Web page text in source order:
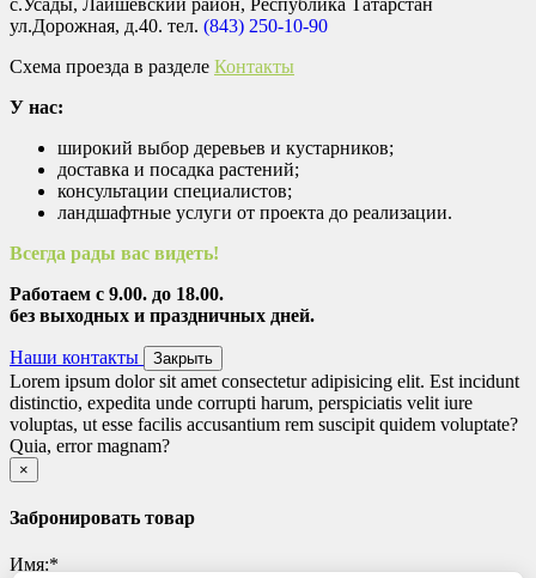
ул.Дорожная, д.40. тел. (843) 250-10-90
Схема проезда в разделе Контакты
У нас:
широкий выбор деревьев и кустарников;
доставка и посадка растений;
консультации специалистов;
ландшафтные услуги от проекта до реализации.
Всегда рады вас видеть!
Работаем с 9.00. до 18.00.
без выходных и праздничных дней.
Наши контакты Закрыть
Lorem ipsum dolor sit amet consectetur adipisicing elit. Est incidunt
distinctio, expedita unde corrupti harum, perspiciatis velit iure
voluptas, ut esse facilis accusantium rem suscipit quidem voluptate?
Quia, error magnam?
×
Забронировать товар
Имя:*